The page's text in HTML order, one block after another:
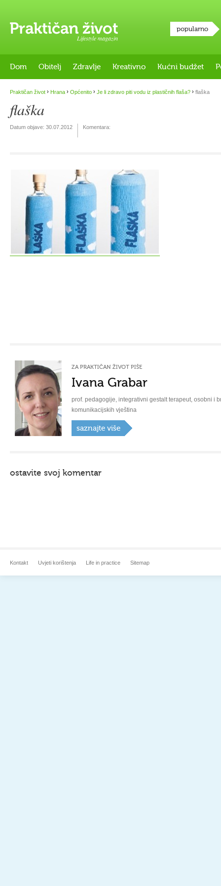
Lifestyle magazin
popularno
Dom Obitelj Zdravlje Kreativno Kućni budžet
Praktičan život › Hrana › Općenito › Je li zdravo piti vodu iz plastičnih flaša? › flaška
flaška
Datum objave: 30.07.2012 Komentara:
ZA PRAKTIČAN ŽIVOT PIŠE
Ivana Grabar
prof. pedagogije, integrativni gestalt terapeut, osobni i
komunikacijskih vještina
saznajte više
ostavite svoj komentar
Kontakt Uvjeti korištenja Life in practice Sitemap